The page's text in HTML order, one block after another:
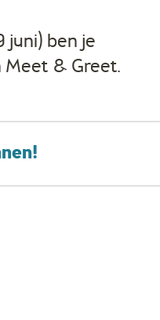
juni) ben je
& Greet.